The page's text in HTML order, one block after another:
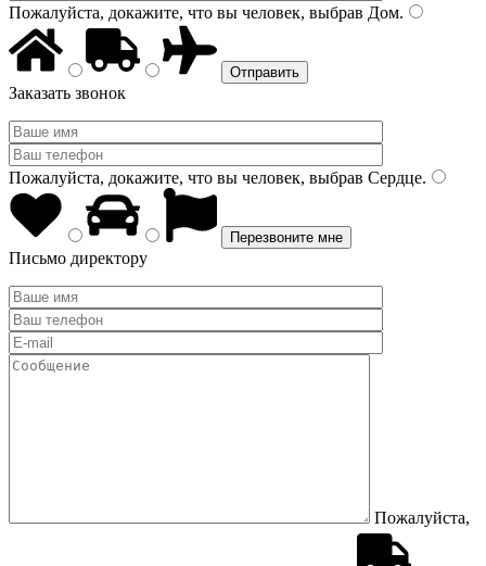
Пожалуйста, докажите, что вы человек, выбрав Дом.
Заказать звонок
Пожалуйста, докажите, что вы человек, выбрав Сердце.
Письмо директору
Пожалуйста,